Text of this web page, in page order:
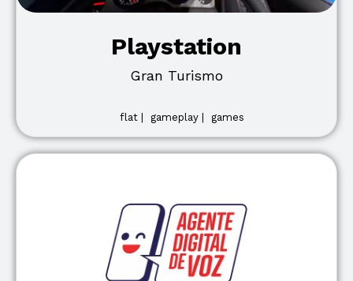
Playstation
Gran Turismo
flat | gameplay | games